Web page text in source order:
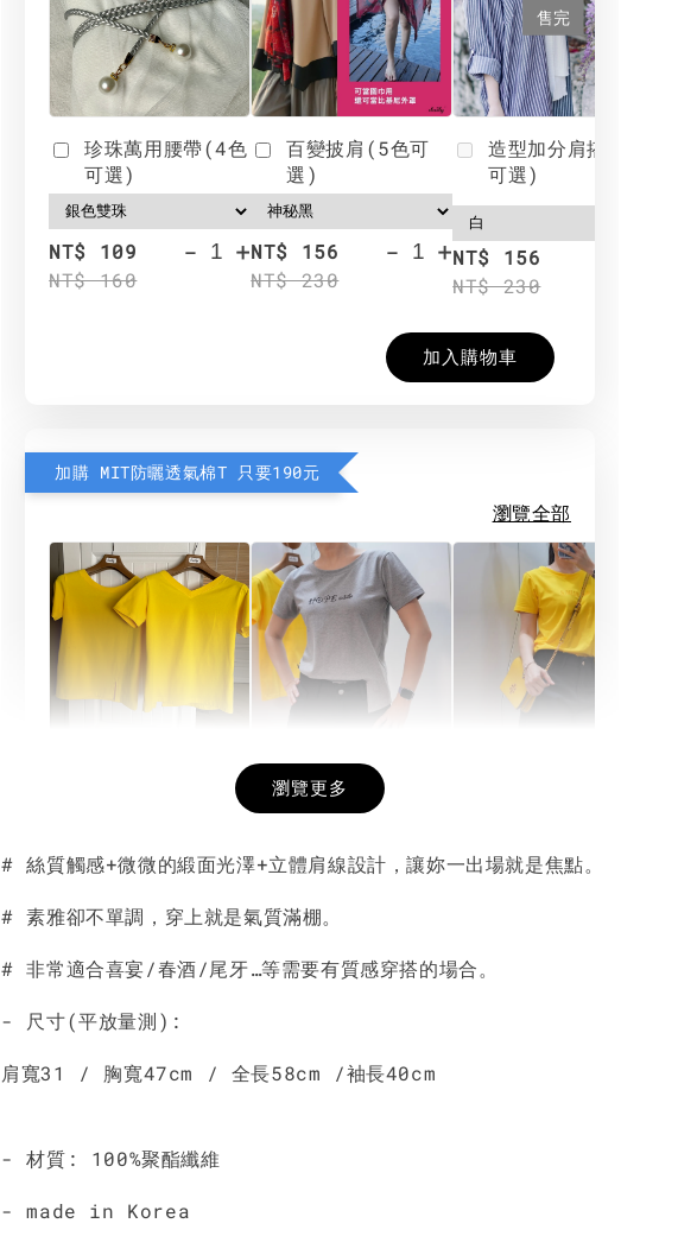
珍珠萬用腰帶(4色
可選)
NT$ 109
NT$ 160
- +
百變披肩(5色可
選)
NT$ 156
NT$ 230
- +
售完
造型加分肩搭(4色
可選)
NT$ 156
NT$ 230
加入購物車
加購 MIT防曬透氣棉T 只要190元
瀏覽全部
NT$ 190
NT$ 450
- +
希望相隨雙面T
NT$ 190
NT$ 450
- + NT$ 190
-
加入購物車
瀏覽更多
# 絲質觸感+微微的緞面光澤+立體肩線設計，讓妳一出場就是焦點。
# 素雅卻不單調，穿上就是氣質滿棚。
# 非常適合喜宴/春酒/尾牙…等需要有質感穿搭的場合。
- 尺寸(平放量測):
肩寬31 / 胸寬47cm / 全長58cm /袖長40cm
- 材質: 100%聚酯纖維
- made in Korea